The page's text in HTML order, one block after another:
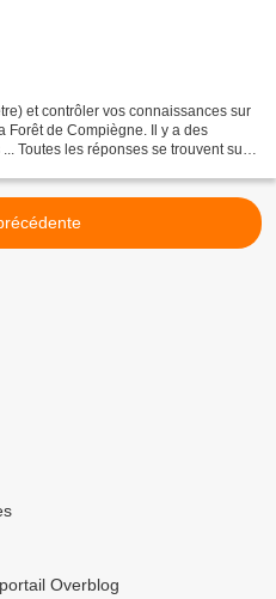
et contrôler vos connaissances sur
Forêt de Compiègne. Il y a des
Toutes les réponses se trouvent sur
Overblog